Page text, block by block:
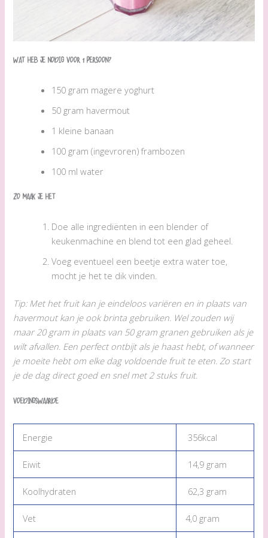
Wat heb je nodig voor 1 persoon?
150 gram magere yoghurt
50 gram havermout
1 kleine banaan
100 gram (ingevroren) frambozen
100 ml water
Zo maak je het
Doe alle ingrediënten in een blender of
keukenmachine en blend tot een glad geheel.
Voeg eventueel een beetje extra water toe,
mocht je het te dik vinden.
Tip: Met het fruit kan je eindeloos variëren en in plaats van
havermout kan je ook brinta gebruiken . Wel zouden wij
maar 20 gram in plaats van 50 gram granen gebruiken als je
wilt afvallen. Een perfect ontbijt als je haast hebt, of wanneer
je moeite hebt om elke dag voldoende fruit te eten. Zo start
je de dag direct goed en snel met 2 stuks fruit.
Voedingswaarde
Energie 356kcal
Eiwit 14,9 gram
Koolhydraten 62,3 gram
Vet 4,0 gram